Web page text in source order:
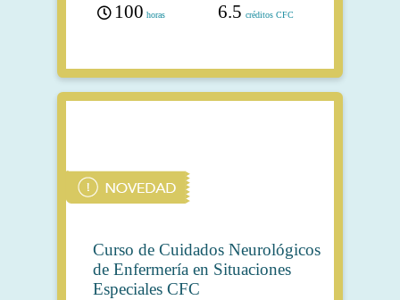
100 horas 6.5 créditos CFC
Curso de Cuidados Neurológicos
de Enfermería en Situaciones
Especiales CFC